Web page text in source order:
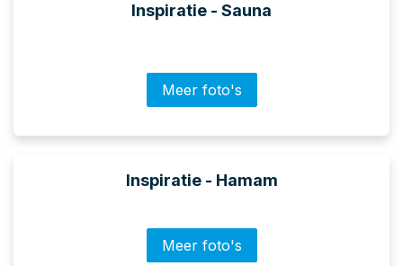
Inspiratie - Sauna
Meer foto's
Inspiratie - Hamam
Meer foto's